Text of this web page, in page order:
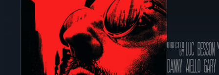
Ohjannut
kLUC BESSON
Pääosissa
DANNY AIELLO